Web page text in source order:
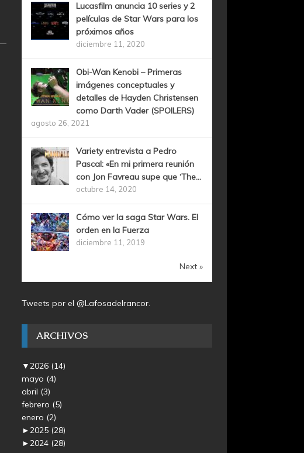
Lucasfilm anuncia 10 series y 2
películas de Star Wars para los
próximos años
diciembre 11, 2020
Obi-Wan Kenobi – Primeras
imágenes conceptuales y
detalles de Hayden Christensen
como Darth Vader (SPOILERS)
agosto 26, 2021
Variety entrevista a Pedro
Pascal: «En mi primera reunión
con Jon Favreau supe que ‘The...
octubre 14, 2020
Cómo ver la saga Star Wars. El
orden en la Fuerza
diciembre 11, 2019
Next »
Tweets por el @Lafosadelrancor.
ARCHIVOS
▼2026 (14)
mayo (4)
abril (3)
febrero (5)
enero (2)
►2025 (28)
►2024 (28)